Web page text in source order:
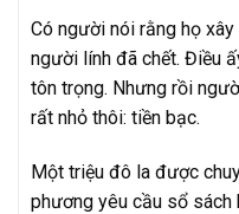
Có người nói rằng họ
người lính đã chết. Điều
tôn trọng. Nhưng rồi
rất nhỏ thôi: tiền bạc.
Một triệu đô la được
phương yêu cầu sổ sách